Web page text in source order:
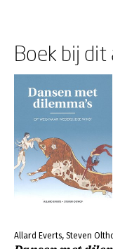
Boek bij dit
Allard Everts, Steven